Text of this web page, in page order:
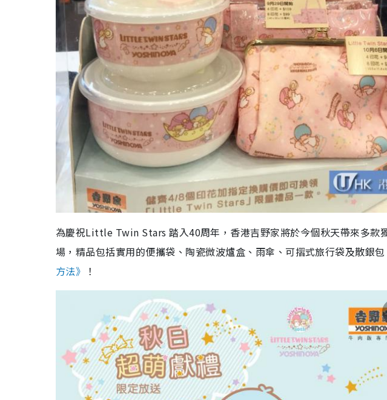
為慶祝Little Twin Stars 踏入40周年，香港吉野家將於今個秋天帶來多款
場，精品包括實用的便攜袋、陶瓷微波爐盒、雨傘、可摺式旅行袋及散銀
方法》 ！